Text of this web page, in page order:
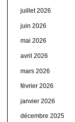
juillet 2026
juin 2026
mai 2026
avril 2026
mars 2026
février 2026
janvier 2026
décembre 2025